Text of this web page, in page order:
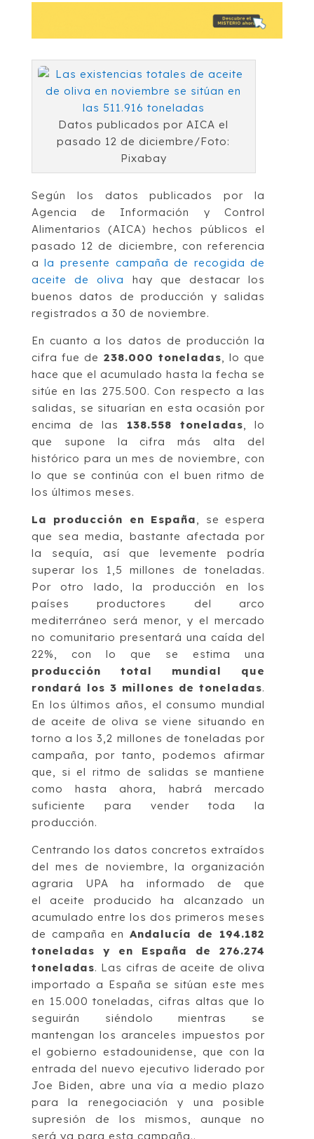
Datos publicados por AICA el
pasado 12 de diciembre/Foto:
Pixabay
Según los datos publicados por la
Agencia de Información y Control
Alimentarios (AICA) hechos públicos el
pasado 12 de diciembre, con referencia
ala presente campaña de recogida de
aceite de oliva hay que destacar los
buenos datos de producción y salidas
registrados a 30 de noviembre.
En cuanto a los datos de producción la
cifra fue de 238.000 toneladas , lo que
hace que el acumulado hasta la fecha se
sitúe en las 275.500. Con respecto a las
salidas, se situarían en esta ocasión por
encima de las 138.558 toneladas , lo
que supone la cifra más alta del
histórico para un mes de noviembre, con
lo que se continúa con el buen ritmo de
los últimos meses.
La producción en España
, se espera
que sea media, bastante afectada por
la sequía, así que levemente podría
superar los 1,5 millones de toneladas.
Por otro lado, la producción en los
países productores del arco
mediterráneo será menor, y el mercado
no comunitario presentará una caída del
22%, con lo que se estima una
producción total mundial que
rondará los 3 millones de toneladas.
En los últimos años, el consumo mundial
de aceite de oliva se viene situando en
torno a los 3,2 millones de toneladas por
campaña, por tanto, podemos afirmar
que, si el ritmo de salidas se mantiene
como hasta ahora, habrá mercado
suficiente para vender toda la
producción.
Centrando los datos concretos extraídos
del mes de noviembre, la organización
agraria UPA ha informado de que
el aceite producido ha alcanzado un
acumulado entre los dos primeros meses
de campaña enAndalucía de 194.182
toneladas y en España de 276.274
toneladas. Las cifras de aceite de oliva
importado a España se sitúan este mes
en 15.000 toneladas, cifras altas que lo
seguirán siéndolo mientras se
mantengan los aranceles impuestos por
el gobierno estadounidense, que con la
entrada del nuevo ejecutivo liderado por
Joe Biden, abre una vía a medio plazo
para la renegociación y una posible
supresión de los mismos, aunque no
será ya para esta campaña..